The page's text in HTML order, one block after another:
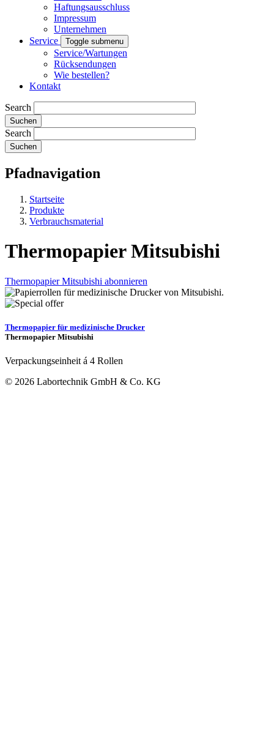
Haftungsausschluss
Impressum
Unternehmen
Service
Toggle submenu
Service/Wartungen
Rücksendungen
Wie bestellen?
Kontakt
Search
Search
Pfadnavigation
Startseite
Produkte
Verbrauchsmaterial
Thermopapier Mitsubishi
Thermopapier Mitsubishi abonnieren
Thermopapier für medizinische Drucker
Thermopapier Mitsubishi
Verpackungseinheit á 4 Rollen
© 2026 Labortechnik GmbH & Co. KG